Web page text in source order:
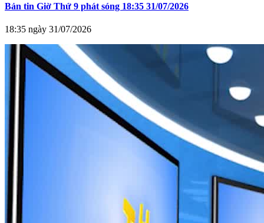
Bản tin Giờ Thứ 9 phát sóng 18:35 31/07/2026
18:35 ngày 31/07/2026